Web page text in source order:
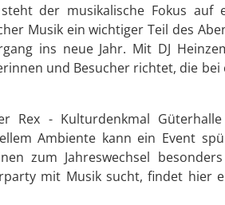
der musikalische Fokus auf
Musik ein wichtiger Teil des
ins neue Jahr. Mit DJ
und Besucher richtet, die
Rex - Kulturdenkmal
Ambiente kann ein Event
zum Jahreswechsel
mit Musik sucht, findet hier